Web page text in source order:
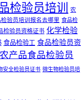
检验员培训
农
验员培训报名去哪里 食品检
检验员资格证书 化学检验
食品检验工 食品检验员资
农产品食品检验员
安全检验员证书 微生物检验员培